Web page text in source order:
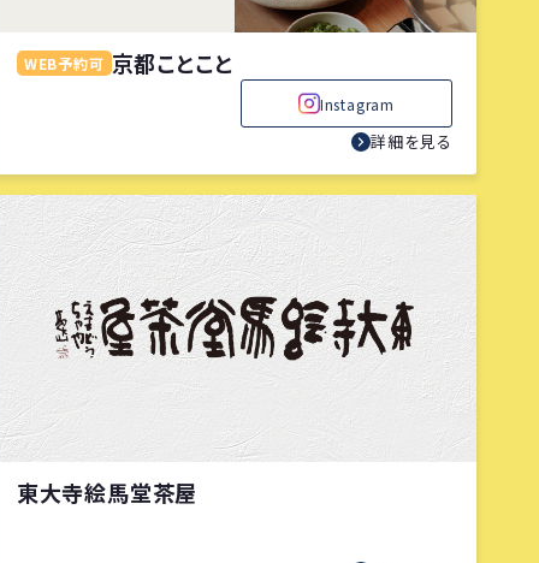
WEB予約可 京都ことこと
Instagram
詳細を見る
東大寺絵馬堂茶屋